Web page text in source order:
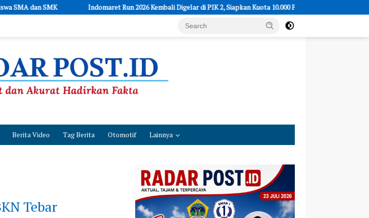
Indomaret Run 2026 Kembali Digelar di PIK 2, Siapkan Kuota 10.000 Pelari Ombudsman RI Uji Kualitas
Berita Video Tag Berita Otomotif Lainnya
Tebar